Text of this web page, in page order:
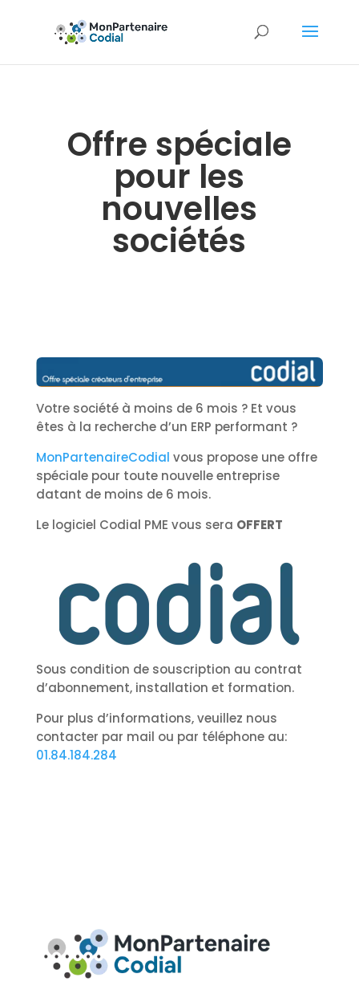
Offre spéciale
pour les
nouvelles
sociétés
Votre société à moins de 6 mois ? Et vous
êtes à la recherche d’un ERP performant ?
MonPartenaireCodial vous propose une offre
spéciale pour toute nouvelle entreprise
datant de moins de 6 mois.
Le logiciel Codial PME vous sera OFFERT
Sous condition de souscription au contrat
d’abonnement, installation et formation.
Pour plus d’informations, veuillez nous
contacter par mail ou par téléphone au:
01.84.184.284